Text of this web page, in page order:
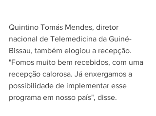
Quintino Tomás Mendes, diretor
nacional de Telemedicina da Guiné-
Bissau, também elogiou a recepção.
"Fomos muito bem recebidos, com uma
recepção calorosa. Já enxergamos a
possibilidade de implementar esse
programa em nosso país", disse.